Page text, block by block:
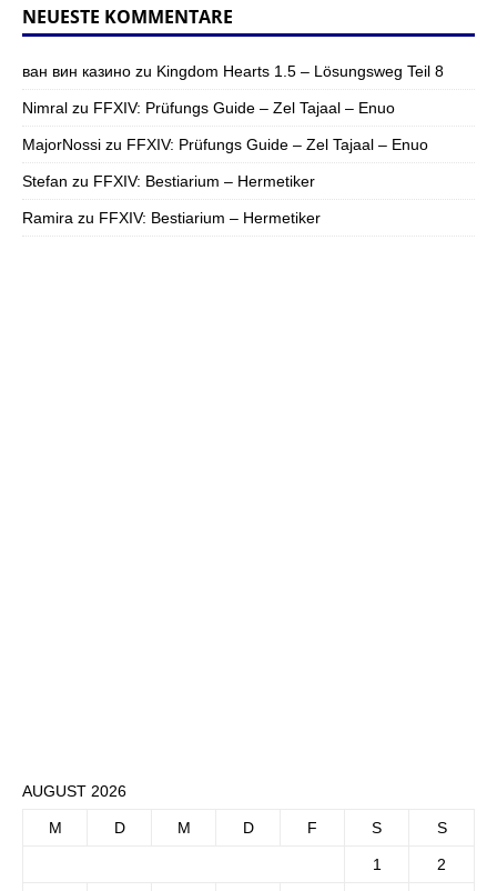
NEUESTE KOMMENTARE
ван вин казино zu Kingdom Hearts 1.5 – Lösungsweg Teil 8
Nimral zu FFXIV: Prüfungs Guide – Zel Tajaal – Enuo
MajorNossi zu FFXIV: Prüfungs Guide – Zel Tajaal – Enuo
Stefan zu FFXIV: Bestiarium – Hermetiker
Ramira zu FFXIV: Bestiarium – Hermetiker
AUGUST 2026
M D M D F S S
1 2